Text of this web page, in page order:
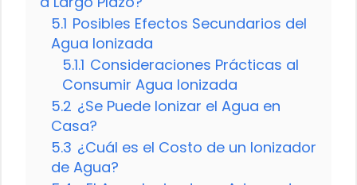
5.1 Posibles Efectos Secundarios del
Agua Ionizada
5.1.1 Consideraciones Prácticas al
Consumir Agua Ionizada
5.2 ¿Se Puede Ionizar el Agua en
Casa?
5.3 ¿Cuál es el Costo de un Ionizador
de Agua?